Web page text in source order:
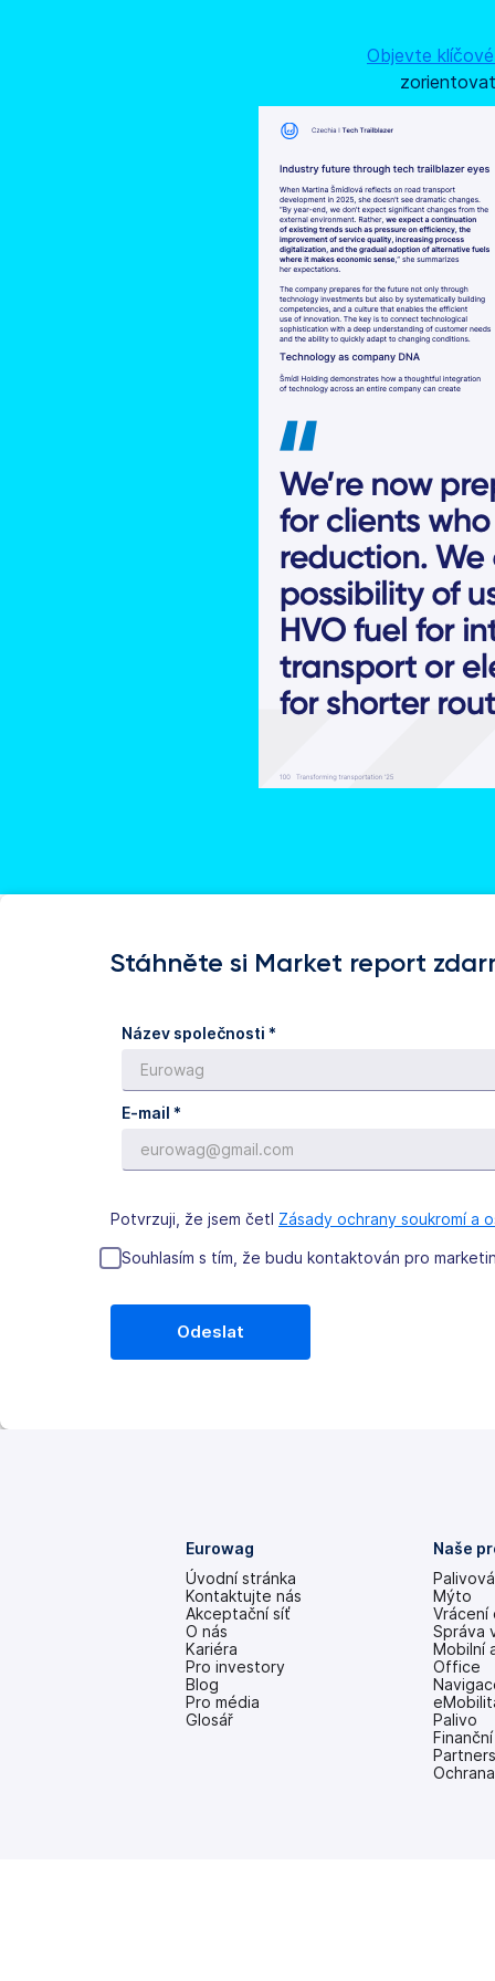
Objevte
Stáhněte si Market report
Název společnosti *
E-mail *
Potvrzuji, že jsem četl Zásady ochrany soukromí a
Souhlasím s tím, že budu kontaktován pro
Eurowag
Úvodní stránka
Kontaktujte nás
Akceptační síť
O nás
Kariéra
Pro investory
(se
v
nových
Blog
Pro média
Glosář
Naše
Mýto
Vrácení
Správa
Mobilní
Office
Palivo